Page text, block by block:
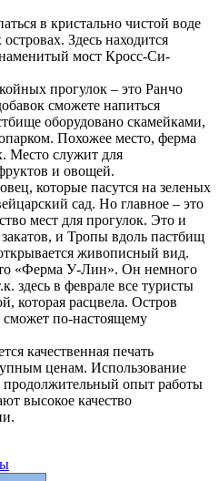
в кристально чистой воде
Здесь находится
мост Кросс-Си-
прогулок – это Ранчо
сможете напиться
оборудовано скамейками,
Похожее место, ферма
Место служит для
и овощей.
которые пасутся на зеленых
сад. Но главное – это
мест для прогулок. Это и
и Тропы вдоль пастбищ
живописный вид.
«Ферма У-Лин». Он немного
здесь в феврале все туристы
которая расцвела. Остров
по-настоящему
качественная печать
ценам. Использование
продолжительный опыт работы
высокое качество